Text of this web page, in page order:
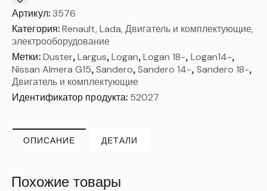
Артикул: 3576
Категория:Renault, Lada, Двигатель и комплектующие,
электрооборудование
Метки: Duster, Largus,Logan,Logan 18-, Logan14-,
Nissan Almera G15,Sandero,Sandero 14-, Sandero 18-,
Двигатель и комплектующие
Идентификатор продукта: 52027
ОПИСАНИЕ ДЕТАЛИ
Похожие товары